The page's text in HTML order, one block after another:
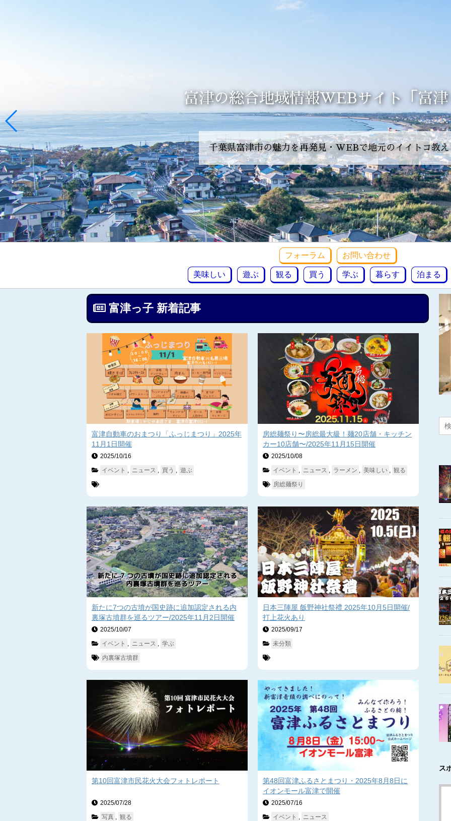
富津の伝統と文化
はかりめ・海苔・バカ貝などの海産物や、
フンチ・羯鼓舞などの伝統行事などが大事に語り継がれている
富津の総合地域情報WEBサイト 「富
千葉県富津市の魅力を再発見・WEBで地元のイイトコ教
富津は観光資源が豊かな、訪れたく
富津は内房地域で都心に最も近い海岸線があり、
鋸山やマザー牧場など山の景観・アトラクションも楽しめ
フォーラム お問い合わせ
美味しい 遊ぶ 観る 買う 学ぶ 暮らす 泊まる
富津っ子 新着記事
富津自動車のおまつり「ふっじまつり」2025年
11月1日開催
2025/10/16
イベント , ニュース , 買う , 遊ぶ
房総麺祭り〜房総最大級！麺20店舗・キッチン
カー10店舗〜/2025年11月15日開催
2025/10/08
イベント , ニュース , ラーメン , 美味しい , 観る
房総麺祭り
新たに7つの古墳が国史跡に追加認定される内
裏塚古墳群を巡るツアー/2025年11月2日開催
2025/10/07
イベント , ニュース , 学ぶ
内裏塚古墳群
日本三陣屋 飯野神社祭禮 2025年10月5日開催/
打上花火あり
2025/09/17
未分類
第10回富津市民花火大会フォトレポート
2025/07/28
写真 , 観る
第48回富津ふるさとまつり・2025年8月8日に
イオンモール富津で開催
2025/07/16
イベント , ニュース
ス